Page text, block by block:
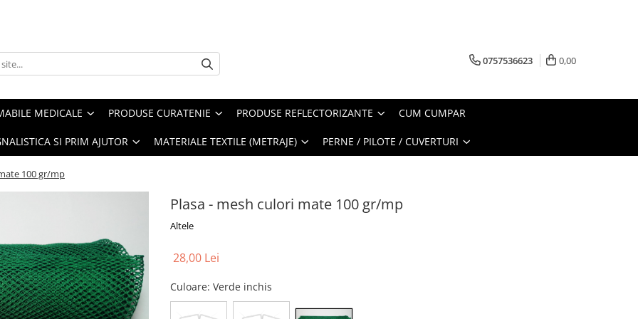
0757536623 0,00
MEDICALE PRODUSE CURATENIE PRODUSE REFLECTORIZANTE CUM CUMPAR
SI PRIM AJUTOR MATERIALE TEXTILE (METRAJE) PERNE / PILOTE / CUVERTURI
100 gr/mp
Plasa - mesh culori mate 100 gr/mp
Altele
28,00 Lei
Culoare: Verde inchis